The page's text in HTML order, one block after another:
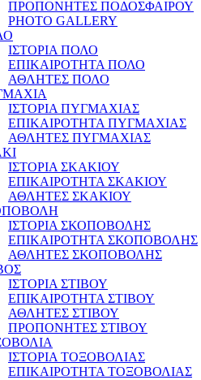
ΠΡΟΠΟΝΗΤΕΣ ΠΟΔΟΣΦΑΙΡΟΥ
PHOTO GALLERY
ΙΣΤΟΡΙΑ ΠΟΛΟ
ΕΠΙΚΑΙΡΟΤΗΤΑ ΠΟΛΟ
ΑΘΛΗΤΕΣ ΠΟΛΟ
ΙΣΤΟΡΙΑ ΠΥΓΜΑΧΙΑΣ
ΕΠΙΚΑΙΡΟΤΗΤΑ ΠΥΓΜΑΧΙΑΣ
ΑΘΛΗΤΕΣ ΠΥΓΜΑΧΙΑΣ
ΙΣΤΟΡΙΑ ΣΚΑΚΙΟΥ
ΕΠΙΚΑΙΡΟΤΗΤΑ ΣΚΑΚΙΟΥ
ΑΘΛΗΤΕΣ ΣΚΑΚΙΟΥ
ΙΣΤΟΡΙΑ ΣΚΟΠΟΒΟΛΗΣ
ΕΠΙΚΑΙΡΟΤΗΤΑ ΣΚΟΠΟΒΟΛΗΣ
ΑΘΛΗΤΕΣ ΣΚΟΠΟΒΟΛΗΣ
ΙΣΤΟΡΙΑ ΣΤΙΒΟΥ
ΕΠΙΚΑΙΡΟΤΗΤΑ ΣΤΙΒΟΥ
ΑΘΛΗΤΕΣ ΣΤΙΒΟΥ
ΠΡΟΠΟΝΗΤΕΣ ΣΤΙΒΟΥ
ΙΣΤΟΡΙΑ ΤΟΞΟΒΟΛΙΑΣ
ΕΠΙΚΑΙΡΟΤΗΤΑ ΤΟΞΟΒΟΛΙΑΣ